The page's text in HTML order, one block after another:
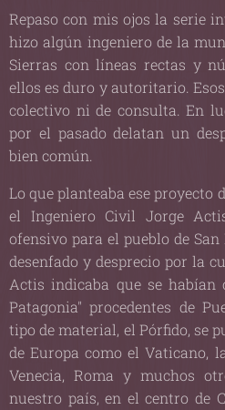
Repaso con mis ojos la serie
hizo algún ingeniero de la
Sierras con líneas rectas y
ellos es duro y autoritario.
colectivo ni de consulta. En
por el pasado delatan un
bien común.
Lo que planteaba ese proyecto
el Ingeniero Civil Jorge
ofensivo para el pueblo de
desenfado y desprecio por la
Actis indicaba que se habían
Patagonia" procedentes de
tipo de material, el Pórfido, se
de Europa como el Vaticano,
Venecia, Roma y muchos
nuestro país, en el centro de